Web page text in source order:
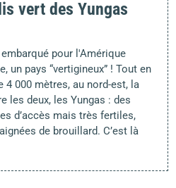
vert des Yungas
embarqué pour l'Amérique
un pays “vertigineux” ! Tout en
4 000 mètres, au nord-est, la
les deux, les Yungas : des
d’accès mais très fertiles,
de brouillard. C’est là